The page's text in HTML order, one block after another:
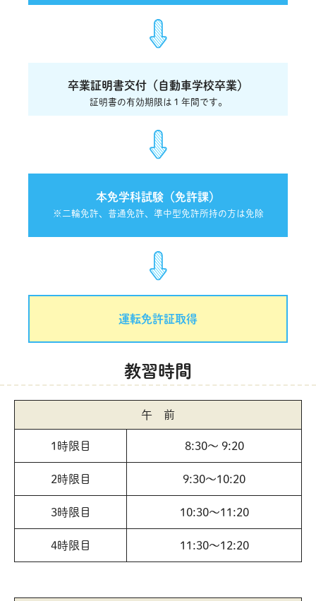
卒業証明書交付（自動車学校卒業）
証明書の有効期限は１年間です。
本免学科試験（免許課）
※二輪免許、普通免許、準中型免許所持の方は免除
運転免許証取得
教習時間
午 前
1時限目 8:30〜 9:20
2時限目 9:30〜10:20
3時限目 10:30〜11:20
4時限目 11:30〜12:20